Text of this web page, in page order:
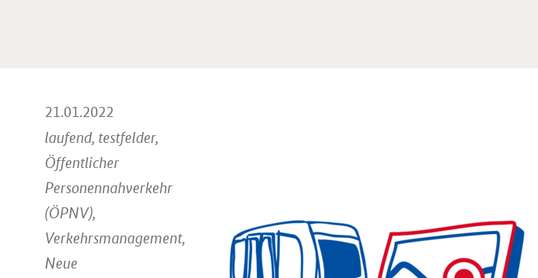
21.01.2022
laufend, testfelder,
Öffentlicher
Personennahverkehr
(ÖPNV),
Verkehrsmanagement,
Neue